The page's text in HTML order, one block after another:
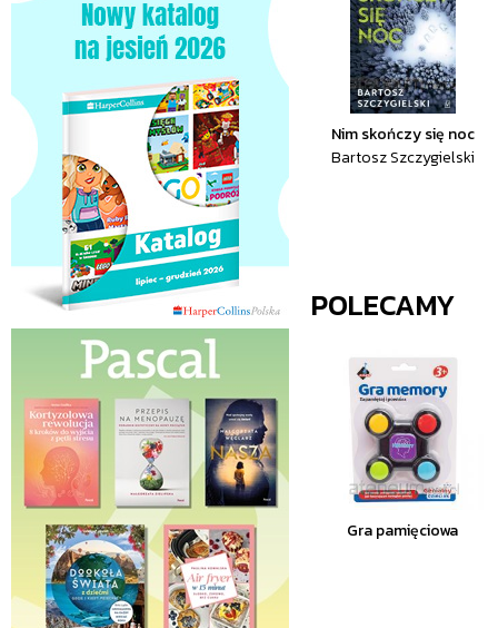
Nim skończy się noc
Bartosz Szczygielski
POLECAMY
Gra pamięciowa